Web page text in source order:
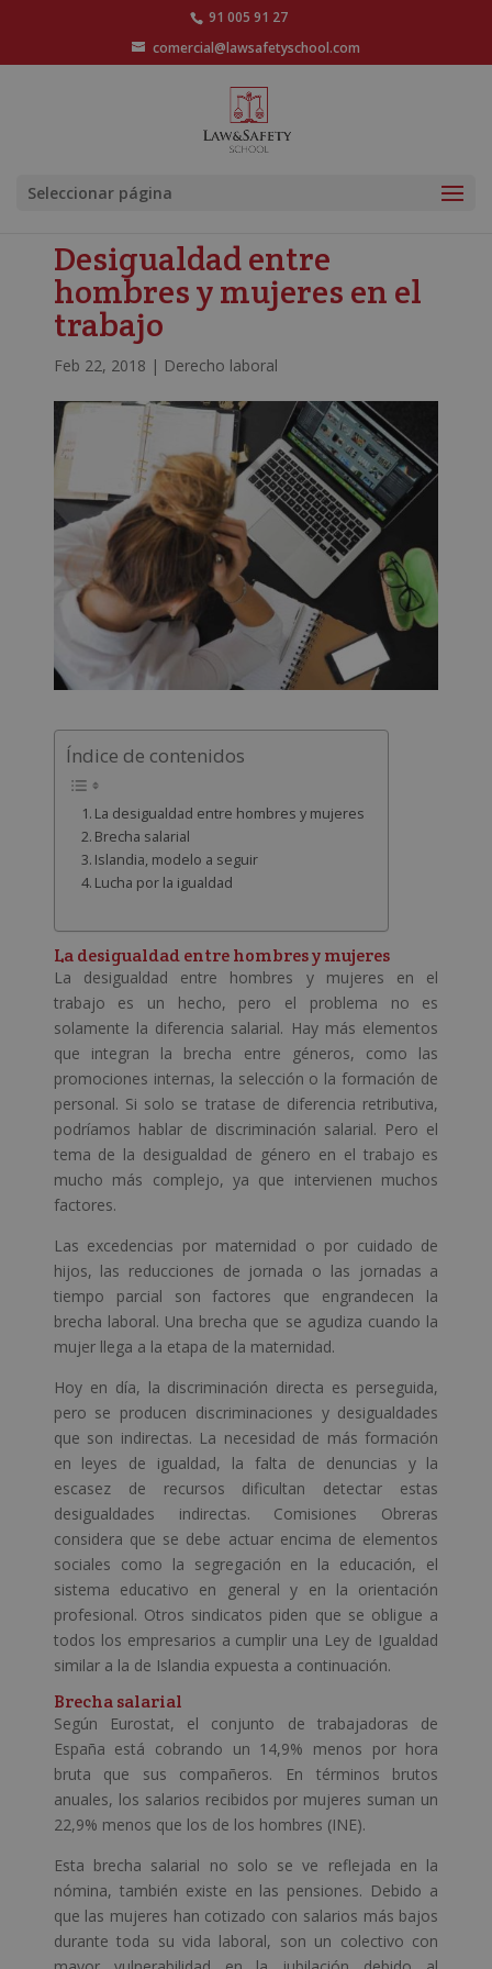
91 005 91 27
comercial@lawsafetyschool.com
Seleccionar página
Desigualdad entre
hombres y mujeres en el
trabajo
Feb 22, 2018 | Derecho laboral
Índice de contenidos
La desigualdad entre hombres y mujeres
Brecha salarial
Islandia, modelo a seguir
Lucha por la igualdad
La desigualdad entre hombres y mujeres
La desigualdad entre hombres y mujeres en el
trabajo es un hecho, pero el problema no es
solamente la diferencia salarial. Hay más elementos
que integran la brecha entre géneros, como las
promociones internas, la selección o la formación de
personal. Si solo se tratase de diferencia retributiva,
podríamos hablar de discriminación salarial. Pero el
tema de la desigualdad de género en el trabajo es
mucho más complejo, ya que intervienen muchos
factores.
Las excedencias por maternidad o por cuidado de
hijos, las reducciones de jornada o las jornadas a
tiempo parcial son factores que engrandecen la
brecha laboral. Una brecha que se agudiza cuando la
mujer llega a la etapa de la maternidad.
Hoy en día, la discriminación directa es perseguida,
pero se producen discriminaciones y desigualdades
que son indirectas. La necesidad de más formación
en leyes de igualdad, la falta de denuncias y la
escasez de recursos dificultan detectar estas
desigualdades indirectas. Comisiones Obreras
considera que se debe actuar encima de elementos
sociales como la segregación en la educación, el
sistema educativo en general y en la orientación
profesional. Otros sindicatos piden que se obligue a
todos los empresarios a cumplir una Ley de Igualdad
similar a la de Islandia expuesta a continuación.
Brecha salarial
Según Eurostat, el conjunto de trabajadoras de
España está cobrando un 14,9% menos por hora
bruta que sus compañeros. En términos brutos
anuales, los salarios recibidos por mujeres suman un
22,9% menos que los de los hombres (INE).
Esta brecha salarial no solo se ve reflejada en la
nómina, también existe en las pensiones. Debido a
que las mujeres han cotizado con salarios más bajos
durante toda su vida laboral, son un colectivo con